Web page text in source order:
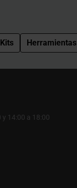
Herramientas
y 14:00 a 18:00